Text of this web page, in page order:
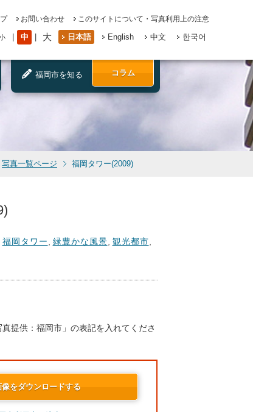
お問い合わせ このサイトについて・写真利用上の注意
中 大 日本語 English 中文 한국어
福岡市を知る コラム
写真一覧ページ 福岡タワー(2009)
福岡タワー 緑豊かな風景 観光都市
提供：福岡市」の表記を入れてくださ
像をダウンロードする